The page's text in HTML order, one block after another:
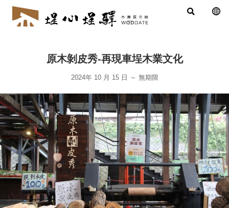
原木剝皮秀-再現車埕木業文化
2024年 10 月 15 日 ～ 無期限